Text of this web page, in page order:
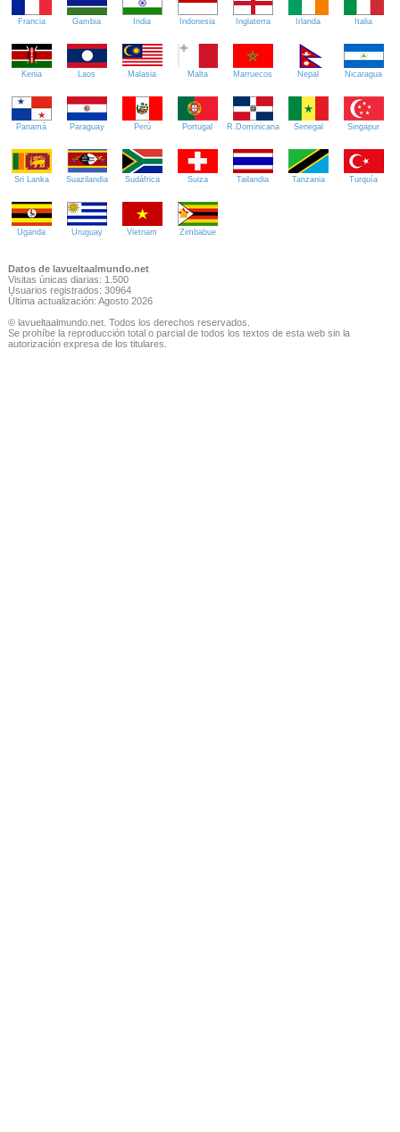
Francia Gambia India Indonesia Inglaterra Irlanda Italia
Kenia Laos Malasia Malta Marruecos Nepal Nicaragua
Panamá Paraguay Perú Portugal R.Dominicana Senegal Singapur
Sri Lanka Suazilandia Sudáfrica Suiza Tailandia Tanzania Turquía
Uganda Uruguay Vietnam Zimbabue
Datos de lavueltaalmundo.net
Visitas únicas diarias: 1.500
Usuarios registrados: 30964
Última actualización: Agosto 2026
© lavueltaalmundo.net. Todos los derechos reservados.
Se prohíbe la reproducción total o parcial de todos los textos de esta web sin la
autorización expresa de los titulares.